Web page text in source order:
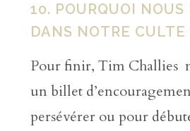
10. POURQUOI NOUS
DANS NOTRE
Pour finir, Tim Challies
un billet
persévérer ou pour